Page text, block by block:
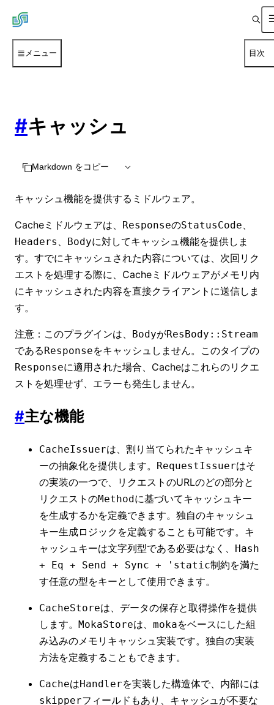
メニュー 目次
#キャッシュ
Markdown をコピー
キャッシュ機能を提供するミドルウェア。
Cacheミドルウェアは、 ResponseのStatusCode
Headers Bodyに対してキャッシュ機能を提供しま
す。すでにキャッシュされた内容については、次回リク
エストを処理する際に、Cacheミドルウェアがメモリ内
にキャッシュされた内容を直接クライアントに送信しま
す。
注意：このプラグインは、 BodyがResBody::Stream
であるResponseをキャッシュしません。このタイプの
Responseに適用された場合、Cacheはこれらのリクエ
ストを処理せず、エラーも発生しません。
#主な機能
CacheIssuerは、割り当てられたキャッシュキ
ーの抽象化を提供します。 RequestIssuerはそ
の実装の一つで、リクエストのURLのどの部分と
リクエストのMethodに基づいてキャッシュキー
を生成するかを定義できます。独自のキャッシュ
キー生成ロジックを定義することも可能です。キ
ャッシュキーは文字列型である必要はなく、 Hash
+ Eq + Send + Sync + 'static制約を満た
す任意の型をキーとして使用できます。
CacheStoreは、データの保存と取得操作を提供
します。 MokaStoreは、 mokaをベースにした組
み込みのメモリキャッシュ実装です。独自の実装
方法を定義することもできます。
CacheはHandlerを実装した構造体で、内部には
skipperフィールドもあり、キャッシュが不要な